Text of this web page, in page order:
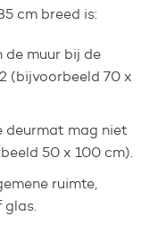
cm breed is:
de muur bij de
(bijvoorbeeld 70 x
deurmat mag niet
50 x 100 cm).
ruimte,
glas.